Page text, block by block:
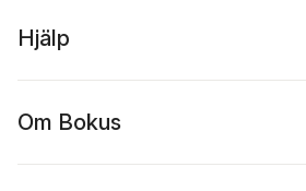
Hjälp
Om Bokus